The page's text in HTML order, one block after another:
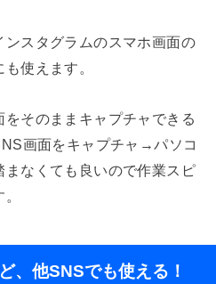
スタグラムのスマホ画面の
使えます。
そのままキャプチャできる
画面をキャプチャ→パソコ
まなくても良いので作業スピ
他SNSでも使える！